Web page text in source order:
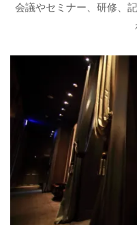
会議やセミナー、研修、